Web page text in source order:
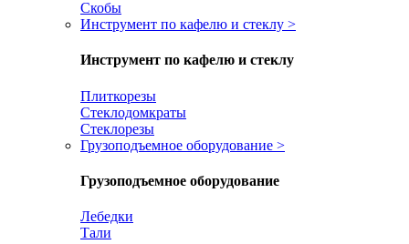
Скобы
Инструмент по кафелю и стеклу >
Инструмент по кафелю и стеклу
Плиткорезы
Стеклодомкраты
Стеклорезы
Грузоподъемное оборудование >
Грузоподъемное оборудование
Лебедки
Тали